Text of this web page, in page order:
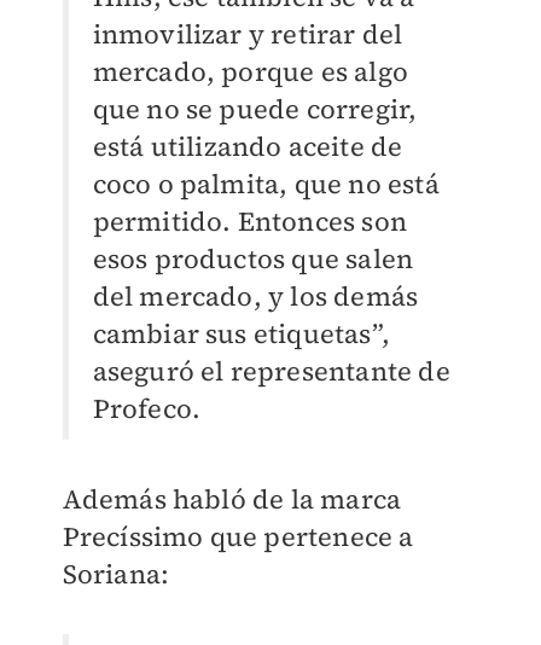
inmovilizar y retirar del
mercado, porque es algo
que no se puede corregir,
está utilizando aceite de
coco o palmita, que no está
permitido. Entonces son
esos productos que salen
del mercado, y los demás
cambiar sus etiquetas”,
aseguró el representante de
Profeco.
Además habló de la marca
Precíssimo que pertenece a
Soriana: